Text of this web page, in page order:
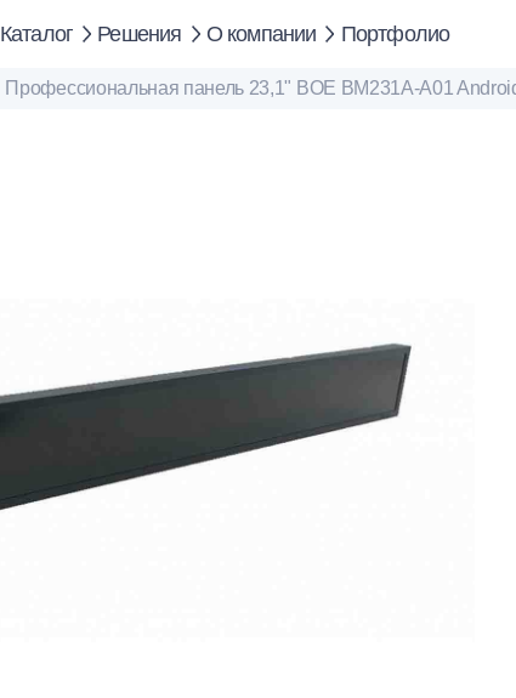
Каталог Решения О компании Портфолио
Профессиональная панель 23,1" BOE BM231A-A01